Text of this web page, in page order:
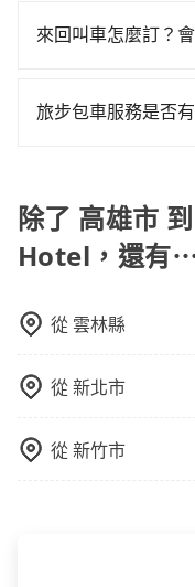
凹的車門仍未被修
車位，對於急著用
就顯得非常不便。
雄市的包車旅遊，
費用，網站試算即
型車，如需10人以
來回叫車怎麼訂？
趟車的資訊，所以
旅步包車服務是否
認是否能協助安排。
除了 高雄市
Hotel，還有
從雲林縣
從新北市
從新竹市